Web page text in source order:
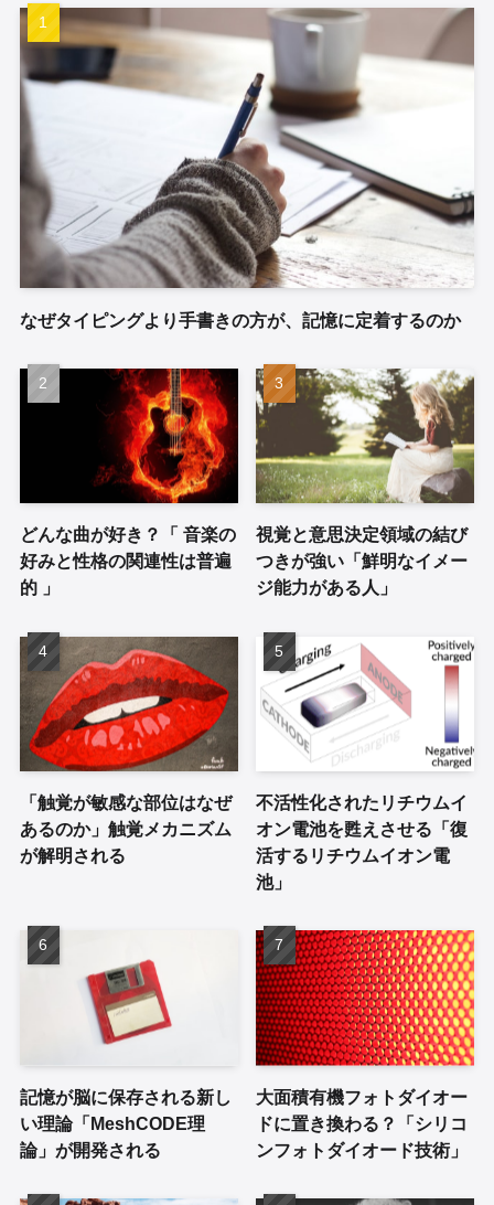
なぜタイピングより手書きの方が、記憶に定着するのか
どんな曲が好き？「 音楽の
好みと性格の関連性は普遍
的 」
視覚と意思決定領域の結び
つきが強い「鮮明なイメー
ジ能力がある人」
「触覚が敏感な部位はなぜ
あるのか」触覚メカニズム
が解明される
不活性化されたリチウムイ
オン電池を甦えさせる「復
活するリチウムイオン電
池」
記憶が脳に保存される新し
い理論「MeshCODE理
論」が開発される
大面積有機フォトダイオー
ドに置き換わる？「シリコ
ンフォトダイオード技術」